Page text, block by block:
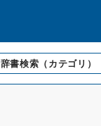
辞書検索 （カテゴリ）